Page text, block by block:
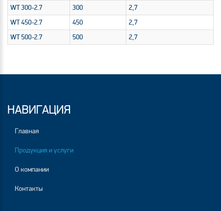
WT 300-2.7
300
2,7
WT 450-2.7
450
2,7
WT 500-2.7
500 2,7
НАВИГАЦИЯ
Главная
Продукция и услуги
О компании
Контакты